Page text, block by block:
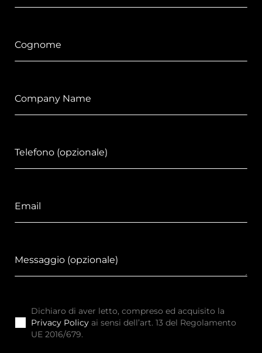
Dichiaro di aver letto, compreso ed acquisito la
Privacy Policy ai sensi dell’art. 13 del Regolamento
UE 2016/679.